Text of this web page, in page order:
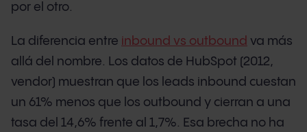
por el otro.
La diferencia entre inbound vs outbound va más
allá del nombre. Los datos de HubSpot (2012,
vendor) muestran que los leads inbound cuestan
un 61% menos que los outbound y cierran a una
tasa del 14,6% frente al 1,7%. Esa brecha no ha